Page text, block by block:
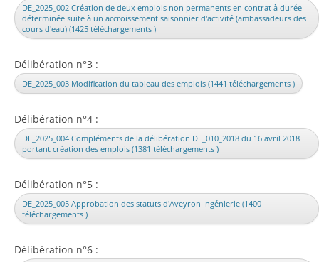
DE_2025_002 Création de deux emplois non permanents en contrat à durée
déterminée suite à un accroissement saisonnier d'activité (ambassadeurs des
cours d'eau) (1425 téléchargements )
Délibération n°3 :
DE_2025_003 Modification du tableau des emplois (1441 téléchargements )
Délibération n°4 :
DE_2025_004 Compléments de la délibération DE_010_2018 du 16 avril 2018
portant création des emplois (1381 téléchargements )
Délibération n°5 :
DE_2025_005 Approbation des statuts d'Aveyron Ingénierie (1400
téléchargements )
Délibération n°6 :